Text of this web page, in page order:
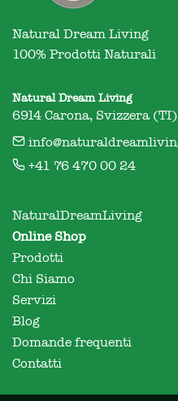
Natural Dream Living
100% Prodotti Naturali
Natural Dream Living
6914 Carona, Svizzera (TI)
+41 76 470 00 24
NaturalDreamLiving
Online Shop
Prodotti
Chi Siamo
Servizi
Blog
Domande frequenti
Contatti